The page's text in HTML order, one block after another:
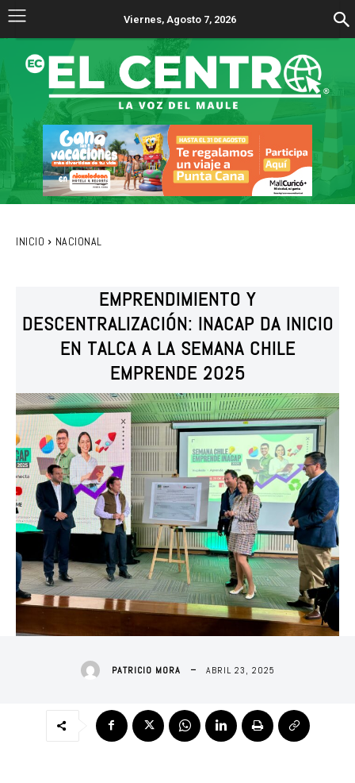
Viernes, Agosto 7, 2026
INICIO NACIONAL
EMPRENDIMIENTO Y
DESCENTRALIZACIÓN: INACAP DA INICIO
EN TALCA A LA SEMANA CHILE
EMPRENDE 2025
PATRICIO MORA ABRIL 23, 2025